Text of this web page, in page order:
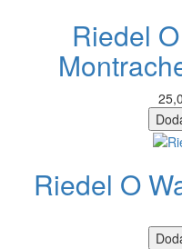
Riedel
Riedel O